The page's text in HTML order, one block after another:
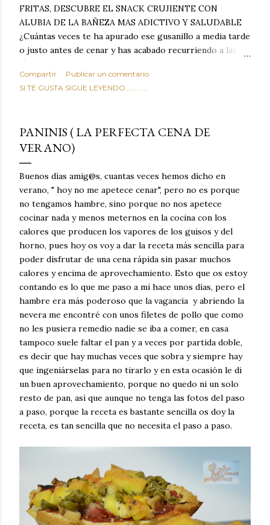
FRITAS, DESCUBRE EL SNACK CRUJIENTE CON
ALUBIA DE LA BAÑEZA MAS ADICTIVO Y SALUDABLE
¿Cuántas veces te ha apurado ese gusanillo a media tarde
o justo antes de cenar y has acabado recurriendo a las
típicas patatas de bolsa, frutos secos fritos o snacks
ultraprocesados llenos de grasas saturadas y sodio?
Todos hemos estado ahí. Sin embargo, cuidarse no tiene
satisface. Estas alubias crujientes al horno van a cambiar
por completo tu forma de ver las legumbres. Olvídate de
asociar las alubias únicamente a los guisos tradicionales y
copiosos de invierno. Con esta receta simple pero
revolucionaria, transformaremos un ingrediente tan
humilde como la alubia de La Bañeza en un snack ligero,
dorado, cargado de proteína y 100% natural. Es el
sustituto perfecto a los frutos se...
Compartir
Publicar un comentario
SI TE GUSTA SIGUE LEYENDO............
PANINIS ( LA PERFECTA CENA DE
VERANO)
Buenos días amig@s, cuantas veces hemos dicho en
verano, " hoy no me apetece cenar", pero no es porque
no tengamos hambre, sino porque no nos apetece
cocinar nada y menos meternos en la cocina con los
calores que producen los vapores de los guisos y del
horno, pues hoy os voy a dar la receta más sencilla para
poder disfrutar de una cena rápida sin pasar muchos
calores y encima de aprovechamiento. Esto que os estoy
contando es lo que me paso a mi hace unos días, pero el
hambre era más poderoso que la vagancia y abriendo la
nevera me encontré con unos filetes de pollo que como
no les pusiera remedio nadie se iba a comer, en casa
tampoco suele faltar el pan y a veces por partida doble,
es decir que hay muchas veces que sobra y siempre hay
que ingeniárselas para no tirarlo y en esta ocasión le di
un buen aprovechamiento, porque no quedo ni un solo
resto de pan, así que aunque no tenga las fotos del paso
a paso, porque la receta es bastante sencilla os doy la
receta, es tan sencilla que no necesita el paso a paso.